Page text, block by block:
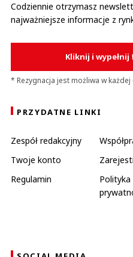
Codziennie otrzymasz
najważniejsze informacje z
Kliknij i
* Rezygnacja jest możliwa w każdej
PRZYDATNE LINKI
Zespół redakcyjny
Twoje konto
Regulamin
Polityka